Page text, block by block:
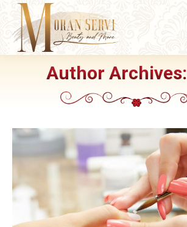
Author Archives:
You are here: